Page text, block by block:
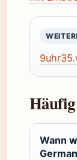
Häufig
Wann